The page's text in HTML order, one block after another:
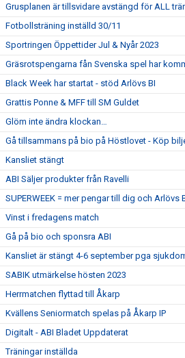
Grusplanen är tillsvidare avstängd för ALL
Fotbollsträning inställd 30/11
Sportringen Öppettider Jul & Nyår 2023
Gräsrotspengarna fån Svenska spel har
Black Week har startat - stöd Arlövs BI
Grattis Ponne & MFF till SM Guldet
Glöm inte ändra klockan…
Gå tillsammans på bio på Höstlovet - Köp
Kansliet stängt
ABI Säljer produkter från Ravelli
SUPERWEEK = mer pengar till dig och Arlövs
Vinst i fredagens match
Gå på bio och sponsra ABI
Kansliet är stängt 4-6 september pga
SABIK utmärkelse hösten 2023
Herrmatchen flyttad till Åkarp
Kvällens Seniormatch spelas på Åkarp IP
Digitalt - ABI Bladet Uppdaterat
Träningar inställda